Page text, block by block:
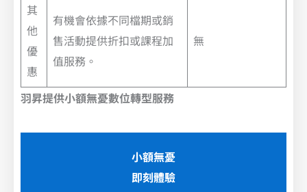
其
他
優
惠
有機會依據不同檔期或銷
售活動提供折扣或課程加
值服務。
無
羽昇提供小額無憂數位轉型服務
小額無憂
即刻體驗